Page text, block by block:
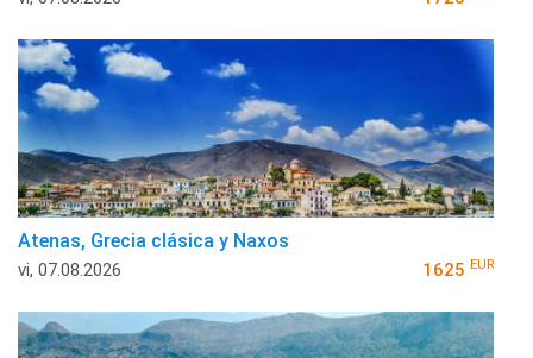
Atenas, Grecia clásica y Naxos
vi, 07.08.2026 1625 EUR